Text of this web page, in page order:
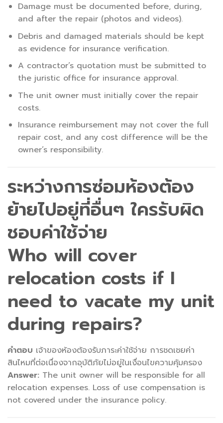
Damage must be documented before, during,
and after the repair (photos and videos).
Debris and damaged materials should be kept
as evidence for insurance verification.
A contractor’s quotation must be submitted to
the juristic office for insurance approval.
The unit owner must initially cover the repair
costs.
Insurance reimbursement may not cover the full
repair cost, and any cost difference will be the
owner’s responsibility.
ระหว่างการซ่อมห้องต้อง
ย้ายไปอยู่ที่อื่นๆ ใครรับผิด
ชอบค่าใช้จ่าย
Who will cover
relocation costs if I
need to vacate my unit
during repairs?
คำตอบ เจ้าของห้องต้องรับภาระค่าใช้จ่าย การชดเชยค่า
สินไหมที่ต่อเนื่องจากอุบัติภัยไม่อยู่ในเงื่อนไขความคุ้มครอง
Answer: The unit owner will be responsible for all
relocation expenses. Loss of use compensation is
not covered under the insurance policy.